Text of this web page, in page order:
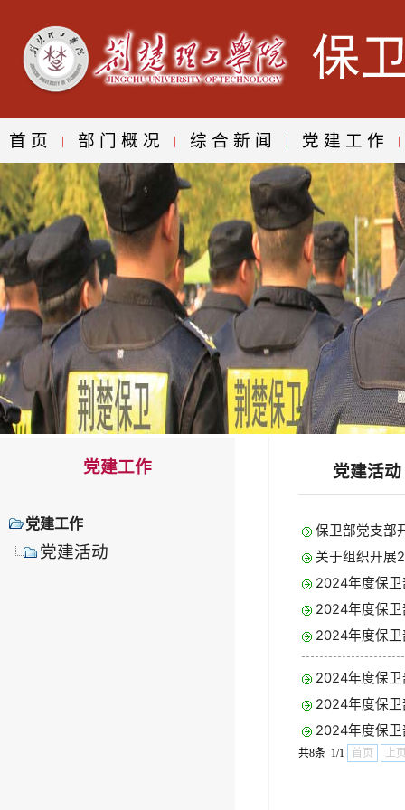
首页 | 部门概况 | 综合新闻 | 党建工作 |
党建工作
党建工作
党建活动
党建活动
保卫部党支部
关于组织开展
2024年度保
2024年度保
2024年度保
2024年度保
2024年度保
2024年度保
共8条 1/1 首页 上